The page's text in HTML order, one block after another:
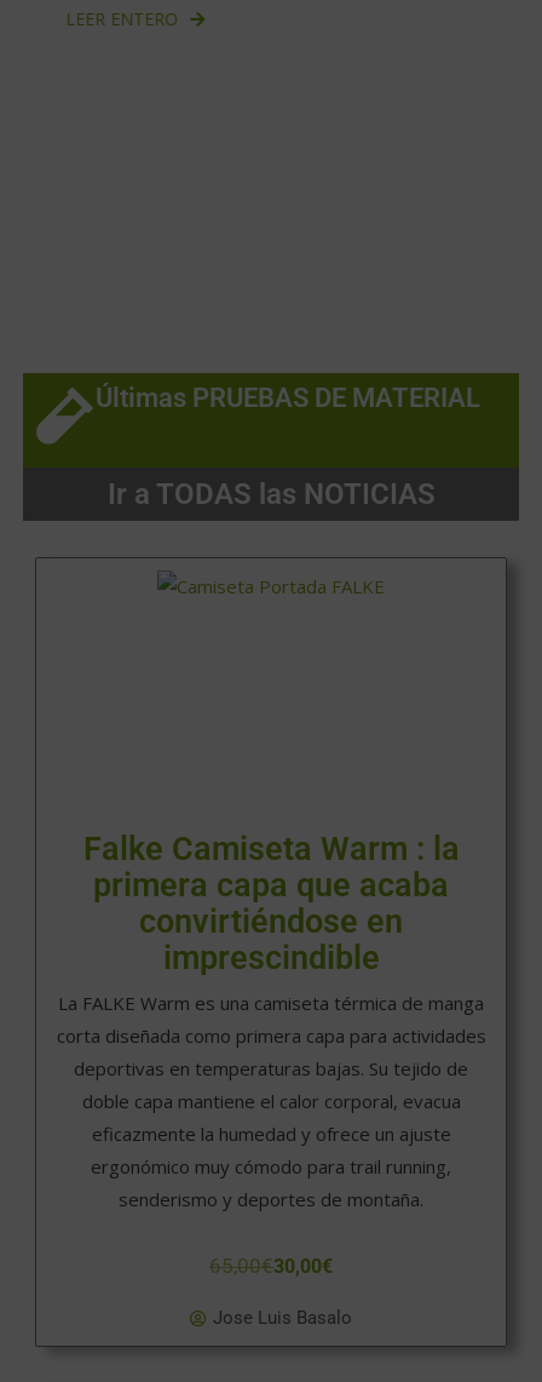
LEER ENTERO
Últimas PRUEBAS DE MATERIAL
Ir a TODAS las NOTICIAS
Falke Camiseta Warm : la
primera capa que acaba
convirtiéndose en
imprescindible
La FALKE Warm es una camiseta térmica de manga
corta diseñada como primera capa para actividades
deportivas en temperaturas bajas. Su tejido de
doble capa mantiene el calor corporal, evacua
eficazmente la humedad y ofrece un ajuste
ergonómico muy cómodo para trail running,
senderismo y deportes de montaña.
65,00€30,00€
Jose Luis Basalo